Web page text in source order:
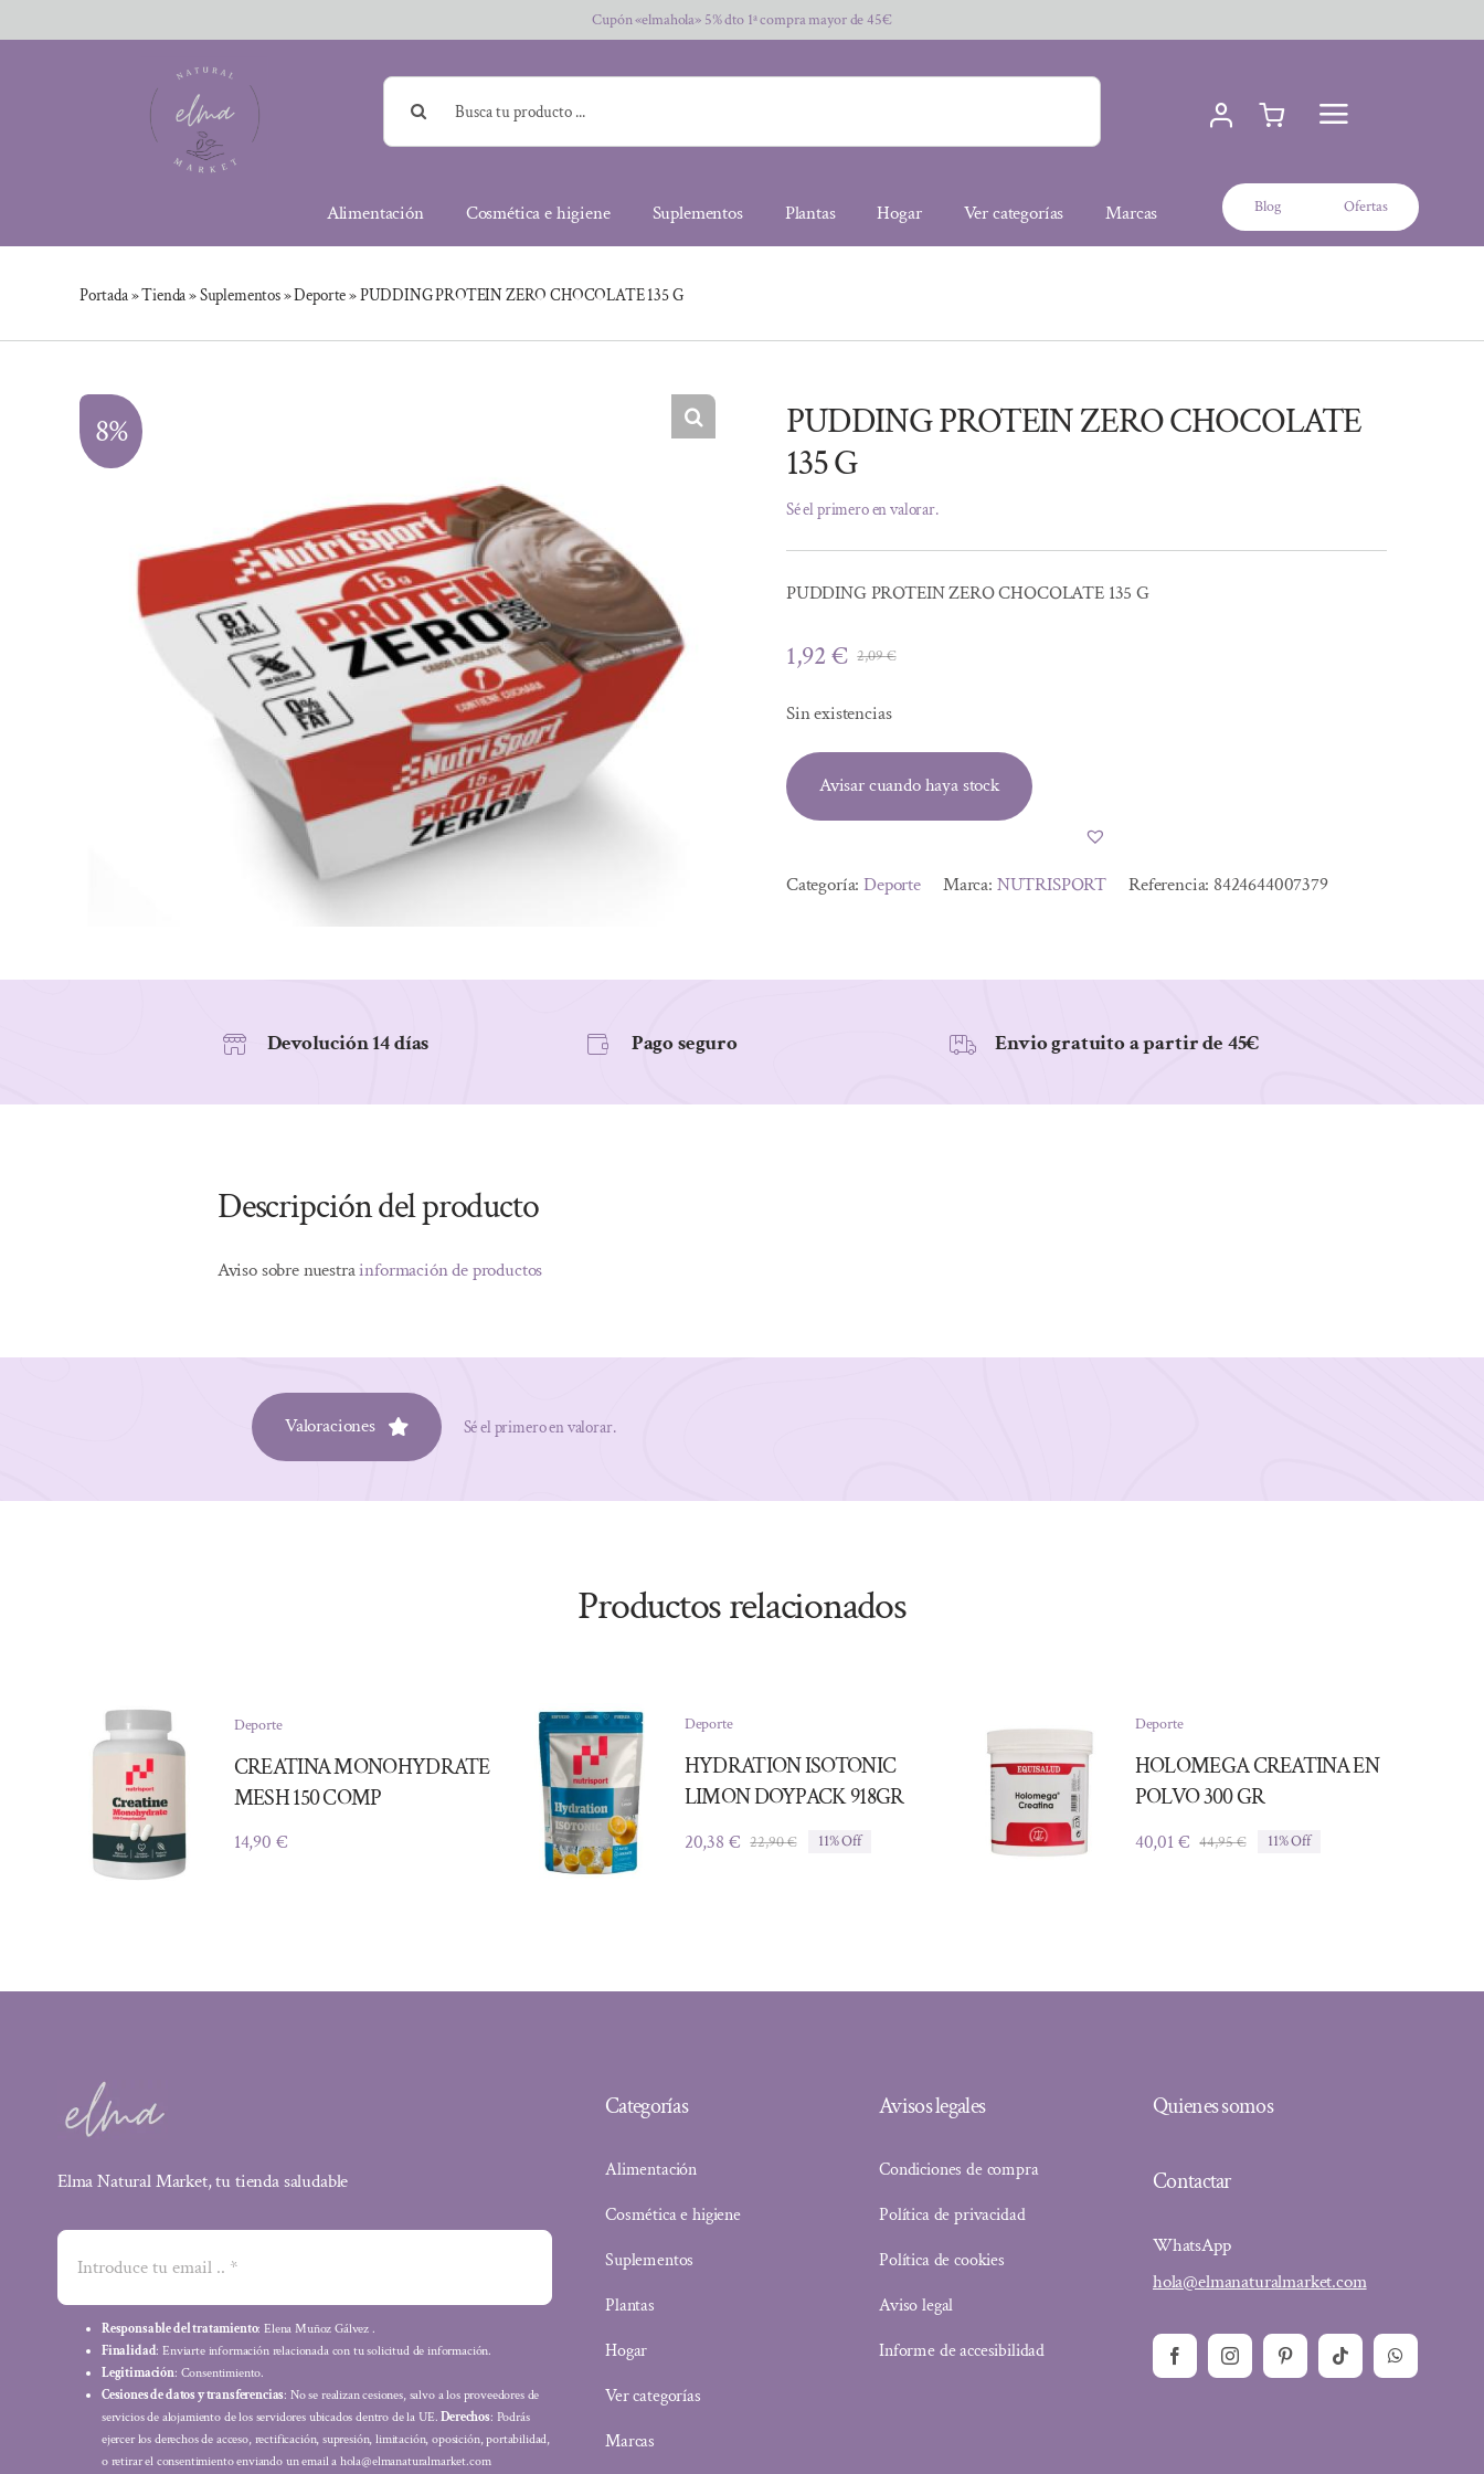
al
Cupón «elmahola» 5% dto 1ª compra mayor de 45€
Buscar:
Alimentación Cosmética e higiene Suplementos Plantas Hogar Ver categorías Marcas Blog Ofertas
Portada»Tienda»Suplementos»Deporte»PUDDING PROTEIN ZERO CHOCOLATE 135 G
8%
PUDDING PROTEIN ZERO CHOCOLATE
135 G
Sé el primero en valorar.
PUDDING PROTEIN ZERO CHOCOLATE 135 G
2,09€El
era:
2,09 €.
1,92€
El
es:
1,92 €.
Sin existencias
Avisar cuando haya stock
Categoría:Deporte Marca: NUTRISPORT Referencia: 8424644007379
Devolución 14 días Pago seguro Envio gratuito a partir de 45€
Descripción del producto
Aviso sobre nuestrainformación de productos
Valoraciones Sé el primero en valorar.
Productos relacionados
Deporte
CREATINA MONOHYDRATE
MESH 150 COMP
14,90 €
Deporte
HYDRATION ISOTONIC
LIMON DOYPACK 918GR
22,90€El
20,38 €
El
11% Off
Deporte
HOLOMEGA CREATINA EN
POLVO 300 GR
44,95€El
40,01€
El
11% Off
Elma Natural Market, tu tienda saludable
Responsable del tratamiento: Elena Muñoz Gálvez .
Finalidad: Enviarte información relacionada con tu solicitud de información.
Legitimación: Consentimiento.
Cesiones de datos y transferencias: No se realizan cesiones, salvo a los proveedores de
servicios de alojamiento de los servidores ubicados dentro de la UE.Derechos: Podrás
ejercer los derechos de acceso, rectificación, supresión, limitación, oposición, portabilidad,
o retirar el consentimiento enviando un email a hola@elmanaturalmarket.com
Categorías
Alimentación
Cosmética e higiene
Suplementos
Plantas
Hogar
Ver categorías
Marcas
Avisos legales
Condiciones de compra
Política de privacidad
Política de cookies
Aviso legal
Informe de accesibilidad
Quienes somos
Contactar
WhatsApp
hola@elmanaturalmarket.com